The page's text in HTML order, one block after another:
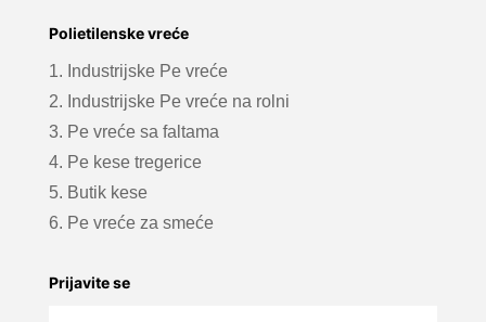
Polietilenske vreće
1. Industrijske Pe vreće
2. Industrijske Pe vreće na rolni
3. Pe vreće sa faltama
4. Pe kese tregerice
5. Butik kese
6. Pe vreće za smeće
Prijavite se